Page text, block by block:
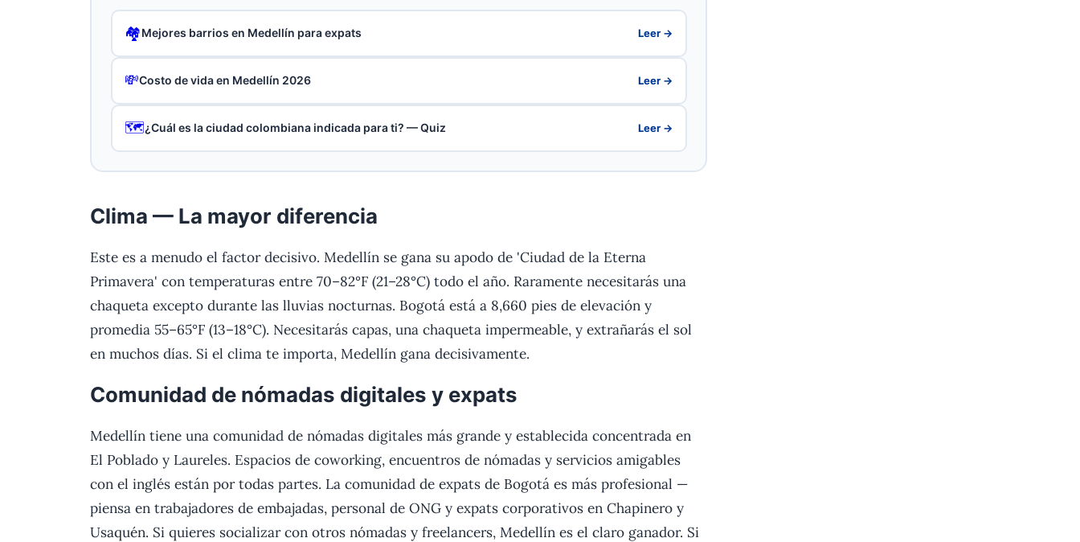
🏘️Mejores barrios en Medellín para expats Leer →
💸Costo de vida en Medellín 2026 Leer →
🗺️¿Cuál es la ciudad colombiana indicada para ti? — Quiz Leer →
Clima — La mayor diferencia
Este es a menudo el factor decisivo. Medellín se gana su apodo de 'Ciudad de la Eterna
Primavera' con temperaturas entre 70–82°F (21–28°C) todo el año. Raramente necesitarás una
chaqueta excepto durante las lluvias nocturnas. Bogotá está a 8,660 pies de elevación y
promedia 55–65°F (13–18°C). Necesitarás capas, una chaqueta impermeable, y extrañarás el sol
en muchos días. Si el clima te importa, Medellín gana decisivamente.
Comunidad de nómadas digitales y expats
Medellín tiene una comunidad de nómadas digitales más grande y establecida concentrada en
El Poblado y Laureles. Espacios de coworking, encuentros de nómadas y servicios amigables
con el inglés están por todas partes. La comunidad de expats de Bogotá es más profesional —
piensa en trabajadores de embajadas, personal de ONG y expats corporativos en Chapinero y
Usaquén. Si quieres socializar con otros nómadas y freelancers, Medellín es el claro ganador. Si